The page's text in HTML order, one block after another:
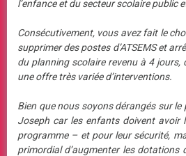
l’enfance et du secteur scolaire public
Consécutivement, vous avez fait le
supprimer des postes d’ATSEMS et
du planning scolaire revenu à 4
une offre très variée d’interventions.
Bien que nous soyons dérangés sur
Joseph car les enfants doivent avoir
programme – et pour leur sécurité,
primordial d’augmenter les dotations